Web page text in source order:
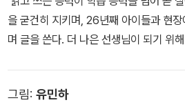
을 굳건히 지키며, 26년째 아이들과 현
며 글을 쓴다. 더 나은 선생님이 되기 위
애쓰고 있다. 지은 책으로는 『초등 핵심
그림: 유민하